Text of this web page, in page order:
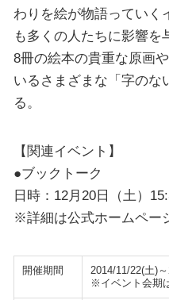
わりを絵が物語っていく
も多くの人たちに影響を
8冊の絵本の貴重な原画
いるさまざまな「字のな
る。
【関連イベント】
●ブックトーク
日時：12月20日（土）
※詳細は公式ホームペー
開催期間
2014/11/22(土)
※イベント会期